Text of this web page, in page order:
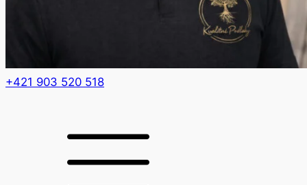
+421 903 520 518